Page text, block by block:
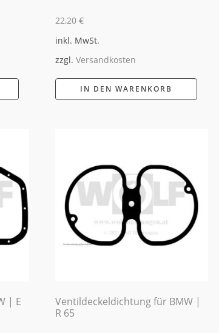
22,20€
inkl. MwSt.
zzgl.Versandkosten
IN DEN WARENKORB
| E
Ventildeckeldichtung für BMW |
R 65